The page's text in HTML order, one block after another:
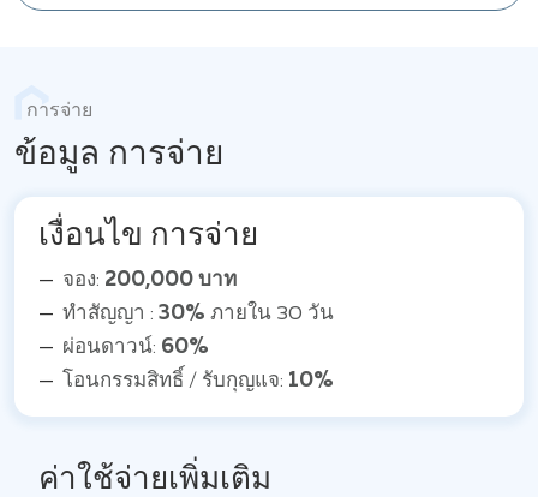
การจ่าย
ข้อมูล การจ่าย
เงื่อนไข การจ่าย
จอง: 200,000 บาท
ทำสัญญา : 30% ภายใน 30 วัน
ผ่อนดาวน์: 60%
โอนกรรมสิทธิ์ / รับกุญแจ: 10%
ค่าใช้จ่ายเพิ่มเติม